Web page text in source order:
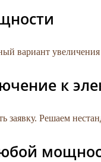
вариант
к
Решаем